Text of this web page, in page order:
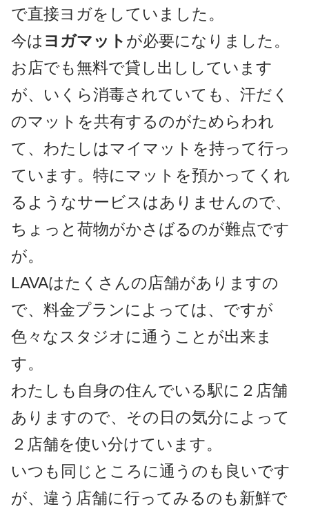
で直接ヨガをしていました。
今は ヨガマット が必要になりました。
お店でも無料で貸し出ししています
が、いくら消毒されていても、汗だく
のマットを共有するのがためらわれ
て、わたしはマイマットを持って行っ
ています。特にマットを預かってくれ
るようなサービスはありませんので、
ちょっと荷物がかさばるのが難点です
が。
LAVAはたくさんの店舗がありますの
で、料金プランによっては、ですが
色々なスタジオに通うことが出来ま
す。
わたしも自身の住んでいる駅に２店舗
ありますので、その日の気分によって
２店舗を使い分けています。
いつも同じところに通うのも良いです
が、違う店舗に行ってみるのも新鮮で